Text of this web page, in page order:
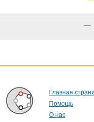
—
Главная
Помощь
О нас